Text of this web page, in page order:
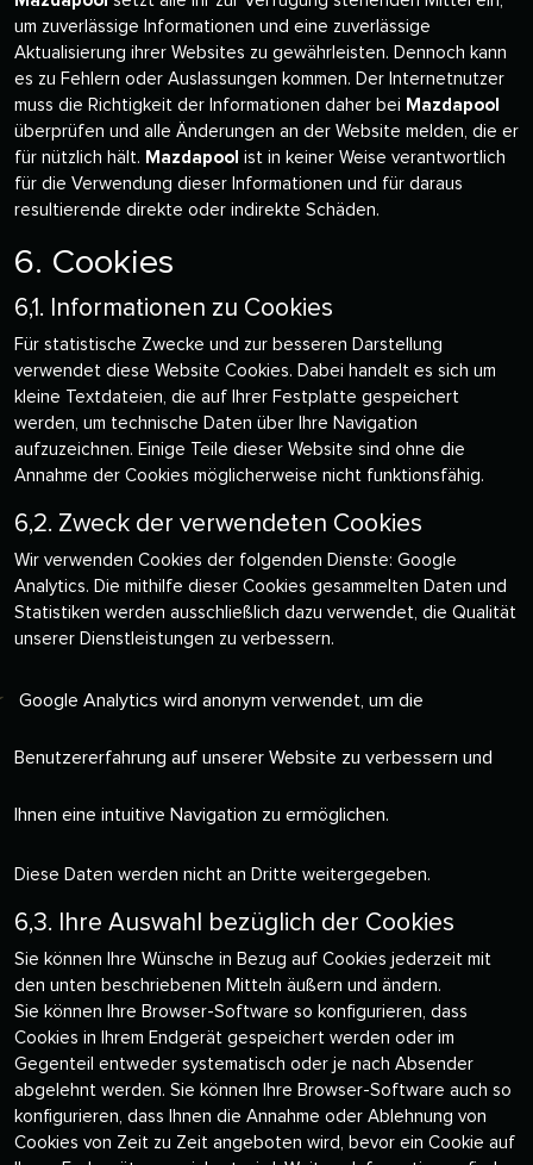
um zuverlässige Informationen und eine zuverlässige
Aktualisierung ihrer Websites zu gewährleisten. Dennoch kann
es zu Fehlern oder Auslassungen kommen. Der Internetnutzer
muss die Richtigkeit der Informationen daher bei Mazdapool
überprüfen und alle Änderungen an der Website melden, die er
für nützlich hält. Mazdapool ist in keiner Weise verantwortlich
für die Verwendung dieser Informationen und für daraus
resultierende direkte oder indirekte Schäden.
6. Cookies
6,1. Informationen zu Cookies
Für statistische Zwecke und zur besseren Darstellung
verwendet diese Website Cookies. Dabei handelt es sich um
kleine Textdateien, die auf Ihrer Festplatte gespeichert
werden, um technische Daten über Ihre Navigation
aufzuzeichnen. Einige Teile dieser Website sind ohne die
Annahme der Cookies möglicherweise nicht funktionsfähig.
6,2. Zweck der verwendeten Cookies
Wir verwenden Cookies der folgenden Dienste: Google
Analytics. Die mithilfe dieser Cookies gesammelten Daten und
Statistiken werden ausschließlich dazu verwendet, die Qualität
unserer Dienstleistungen zu verbessern.
Google Analytics wird anonym verwendet, um die
Benutzererfahrung auf unserer Website zu verbessern und
Ihnen eine intuitive Navigation zu ermöglichen.
Diese Daten werden nicht an Dritte weitergegeben.
6,3. Ihre Auswahl bezüglich der Cookies
Sie können Ihre Wünsche in Bezug auf Cookies jederzeit mit
den unten beschriebenen Mitteln äußern und ändern.
Sie können Ihre Browser-Software so konfigurieren, dass
Cookies in Ihrem Endgerät gespeichert werden oder im
Gegenteil entweder systematisch oder je nach Absender
abgelehnt werden. Sie können Ihre Browser-Software auch so
konfigurieren, dass Ihnen die Annahme oder Ablehnung von
Cookies von Zeit zu Zeit angeboten wird, bevor ein Cookie auf